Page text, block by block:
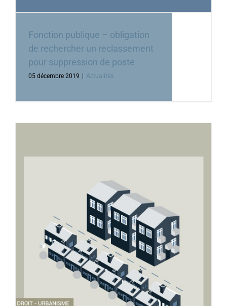
Fonction publique – obligation
de rechercher un reclassement
pour suppression de poste
05 décembre 2019 Actualités